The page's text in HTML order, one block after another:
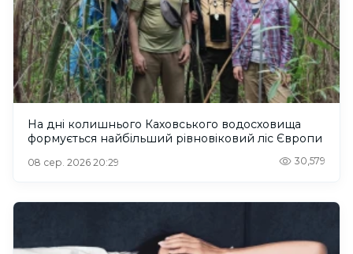
На дні колишнього Каховського водосховища
формується найбільший рівновіковий ліс Європи
08 сер. 2026 20:29 30,579